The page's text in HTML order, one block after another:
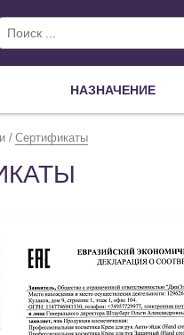
НАЗНАЧЕНИЕ
Сертификаты